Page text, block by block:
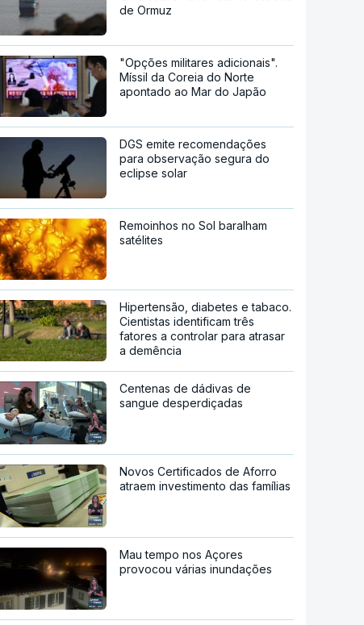
de Ormuz
"Opções militares adicionais".
Míssil da Coreia do Norte
apontado ao Mar do Japão
DGS emite recomendações
para observação segura do
eclipse solar
Remoinhos no Sol baralham
satélites
Hipertensão, diabetes e tabaco.
Cientistas identificam três
fatores a controlar para atrasar
a demência
Centenas de dádivas de
sangue desperdiçadas
Novos Certificados de Aforro
atraem investimento das famílias
Mau tempo nos Açores
provocou várias inundações